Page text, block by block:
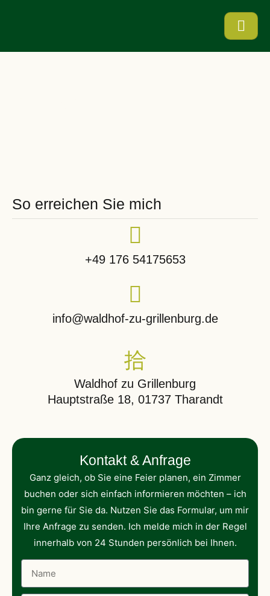
So erreichen Sie mich
+49 176 54175653
info@waldhof-zu-grillenburg.de
Waldhof zu Grillenburg
Hauptstraße 18, 01737 Tharandt
Kontakt & Anfrage
Ganz gleich, ob Sie eine Feier planen, ein Zimmer
buchen oder sich einfach informieren möchten – ich
bin gerne für Sie da. Nutzen Sie das Formular, um mir
Ihre Anfrage zu senden. Ich melde mich in der Regel
innerhalb von 24 Stunden persönlich bei Ihnen.